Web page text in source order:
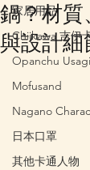
家居用品
Chiikawa 吉伊
Opanchu
Mofusand
Nagano
日本口罩
其他卡通人物
鍋？材質
與設計細